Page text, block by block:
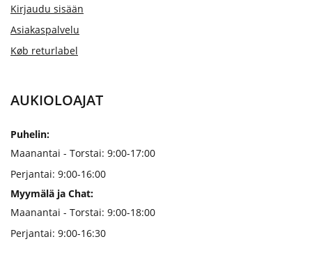
Kirjaudu sisään
Asiakaspalvelu
Køb returlabel
AUKIOLOAJAT
Puhelin:
Maanantai - Torstai: 9:00-17:00
Perjantai: 9:00-16:00
Myymälä ja Chat:
Maanantai - Torstai: 9:00-18:00
Perjantai: 9:00-16:30